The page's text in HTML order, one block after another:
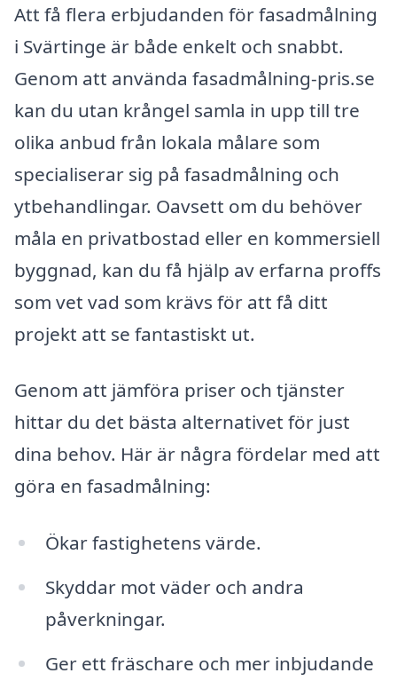
Att få flera erbjudanden för fasadmålning
i Svärtinge är både enkelt och snabbt.
Genom att använda fasadmålning-pris.se
kan du utan krångel samla in upp till tre
olika anbud från lokala målare som
specialiserar sig på fasadmålning och
ytbehandlingar. Oavsett om du behöver
måla en privatbostad eller en kommersiell
byggnad, kan du få hjälp av erfarna proffs
som vet vad som krävs för att få ditt
projekt att se fantastiskt ut.
Genom att jämföra priser och tjänster
hittar du det bästa alternativet för just
dina behov. Här är några fördelar med att
göra en fasadmålning:
Ökar fastighetens värde.
Skyddar mot väder och andra
påverkningar.
Ger ett fräschare och mer inbjudande